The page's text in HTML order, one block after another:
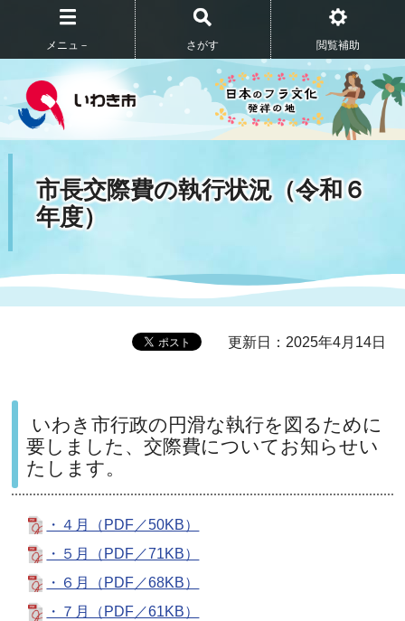
メニュ－ さがす 閲覧補助
市長交際費の執行状況（令和６
年度）
更新日：2025年4月14日
いわき市行政の円滑な執行を図るために
要しました、交際費についてお知らせい
たします。
・４月（PDF／50KB）
・５月（PDF／71KB）
・６月（PDF／68KB）
・７月（PDF／61KB）